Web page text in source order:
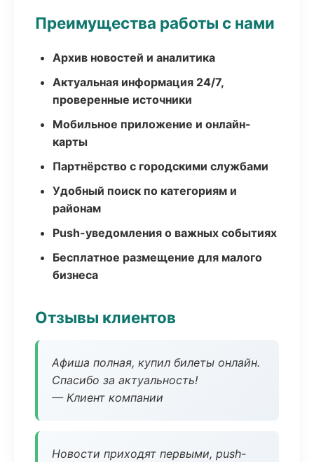
Преимущества работы с нами
Архив новостей и аналитика
Актуальная информация 24/7,
проверенные источники
Мобильное приложение и онлайн-
карты
Партнёрство с городскими службами
Удобный поиск по категориям и
районам
Push-уведомления о важных событиях
Бесплатное размещение для малого
бизнеса
Отзывы клиентов
Афиша полная, купил билеты онлайн.
Спасибо за актуальность!
— Клиент компании
Новости приходят первыми, push-